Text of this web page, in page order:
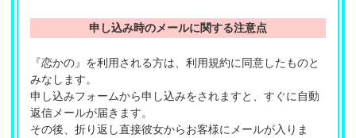
申し込み時のメールに関する注意点
『恋かの』を利用される方は、利用規約に同意したものと
みなします。
申し込みフォームから申し込みをされますと、すぐに自動
返信メールが届きます。
その後、折り返し直接彼女からお客様にメールが入りま